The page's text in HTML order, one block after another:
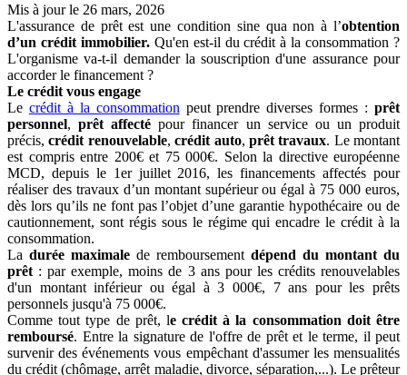
Mis à jour le 26 mars, 2026
L'assurance de prêt est une condition sine qua non à l’obtention
d’un crédit immobilier.Qu'en est-il du crédit à la consommation ?
L'organisme va-t-il demander la souscription d'une assurance pour
accorder le financement ?
Le crédit vous engage
Le crédit à la consommation peut prendre diverses formes :prêt
personnel,prêt affecté pour financer un service ou un produit
précis,crédit renouvelable,crédit auto, prêt travaux. Le montant
est compris entre 200€ et 75 000€. Selon la directive européenne
MCD, depuis le 1er juillet 2016, les financements affectés pour
réaliser des travaux d’un montant supérieur ou égal à 75 000 euros,
dès lors qu’ils ne font pas l’objet d’une garantie hypothécaire ou de
cautionnement, sont régis sous le régime qui encadre le crédit à la
consommation.
La durée maximale de remboursement dépend du montant du
prêt : par exemple, moins de 3 ans pour les crédits renouvelables
d'un montant inférieur ou égal à 3 000€, 7 ans pour les prêts
personnels jusqu'à 75 000€.
Comme tout type de prêt, le crédit à la consommation doit être
remboursé. Entre la signature de l'offre de prêt et le terme, il peut
survenir des événements vous empêchant d'assumer les mensualités
du crédit (chômage, arrêt maladie, divorce, séparation,...). Le prêteur